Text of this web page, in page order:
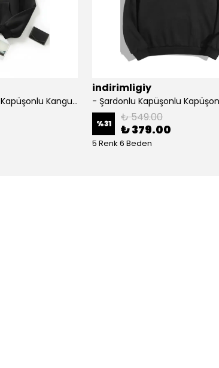
- Şardonlu Kapüşonlu Kapüşonlu Kanguru Cep Oversize Lastik Paça Sweatshirt Takimi
indirimligiy
%31 ₺ 549.00
₺ 379.00
5 Renk 6 Beden